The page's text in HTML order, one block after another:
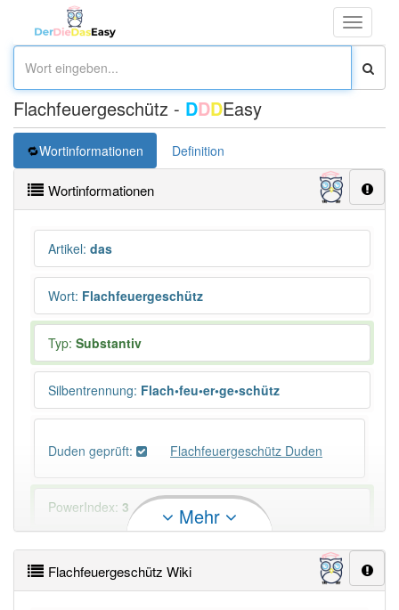
Toggle
Flachfeuergeschütz - DDDEasy
Wortinformationen Definition
Wortinformationen
Artikel: das
Wort: Flachfeuergeschütz
Typ: Substantiv
Silbentrennung: Flach•feu•er•ge•schütz
Duden geprüft: Flachfeuergeschütz Duden
PowerIndex: 3
Häufigkeit: 2 von 10
Mehr
Flachfeuergeschütz Wiki